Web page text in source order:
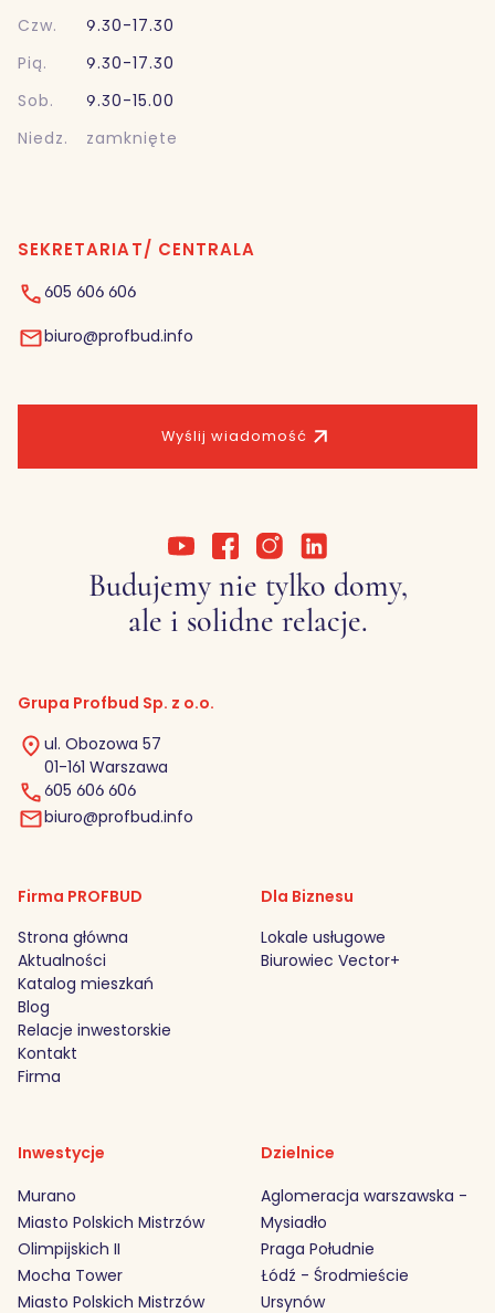
Wyślij wiadomość
Czw.
9.30-17.30
Pią.
9.30-17.30
Sob.
9.30-15.00
Niedz.
zamknięte
SEKRETARIAT/ CENTRALA
605 606 606
biuro@profbud.info
Budujemy nie tylko domy,
ale i solidne relacje.
Grupa Profbud Sp. z o.o.
ul. Obozowa 57
01-161 Warszawa
605 606 606
biuro@profbud.info
Firma PROFBUD
Strona główna
Aktualności
Katalog mieszkań
Blog
Relacje inwestorskie
Kontakt
Firma
Dla Biznesu
Lokale usługowe
Biurowiec Vector+
Inwestycje
Murano
Miasto Polskich Mistrzów
Olimpijskich II
Mocha Tower
Miasto Polskich Mistrzów
Dzielnice
Aglomeracja warszawska -
Mysiadło
Praga Południe
Łódź - Środmieście
Ursynów